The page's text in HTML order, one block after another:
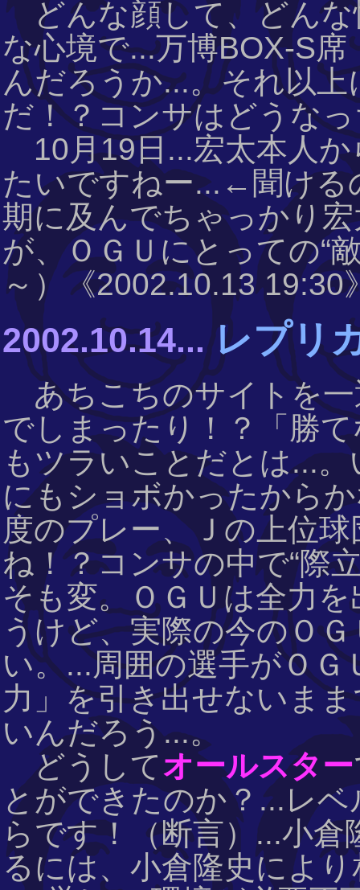
どんな顔して、どんな
な心境で...万博BOX-S
んだろうか...。それ以
だ！？コンサはどうな
10月19日...宏太本人か
たいですねー...←聞ける
期に及んでちゃっかり
が、ＯＧＵにとっての“
～）《2002.10.13 19:30
2002.10.14...レプリ
あちこちのサイトを一
でしまったり！？「勝
もツラいことだとは...
にもショボかったから
度のプレー、Ｊの上位
ね！？コンサの中で“際
そも変。ＯＧＵは全力
うけど、実際の今のＯ
い。...周囲の選手がＯ
力」を引き出せないま
いんだろう...。
どうしてオールスター
とができたのか？...レ
らです！（断言）...小倉
るには、小倉隆史によ